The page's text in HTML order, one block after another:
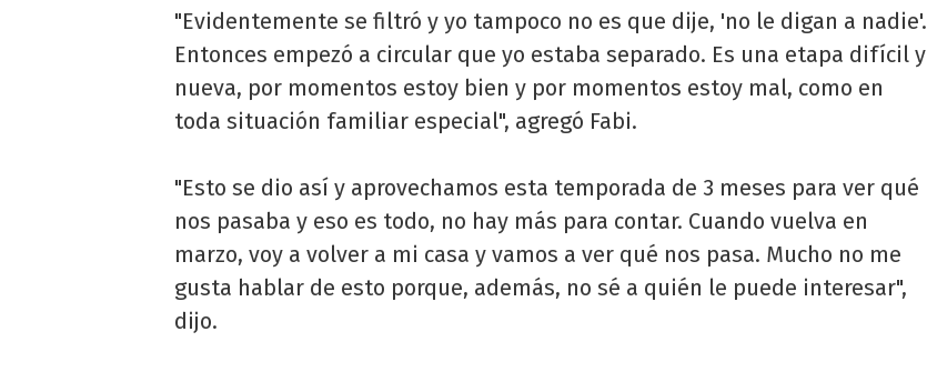
"Evidentemente se filtró y yo tampoco no es que dije, 'no le digan a nadie'.
Entonces empezó a circular que yo estaba separado. Es una etapa difícil y
nueva, por momentos estoy bien y por momentos estoy mal, como en
toda situación familiar especial", agregó Fabi.
"Esto se dio así y aprovechamos esta temporada de 3 meses para ver qué
nos pasaba y eso es todo, no hay más para contar. Cuando vuelva en
marzo, voy a volver a mi casa y vamos a ver qué nos pasa. Mucho no me
gusta hablar de esto porque, además, no sé a quién le puede interesar",
dijo.